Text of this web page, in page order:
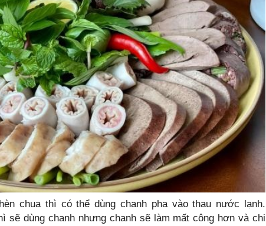
chua thì có thể dùng chanh pha vào thau nước lạnh.
sẽ dùng chanh nhưng chanh sẽ làm mất công hơn và chi